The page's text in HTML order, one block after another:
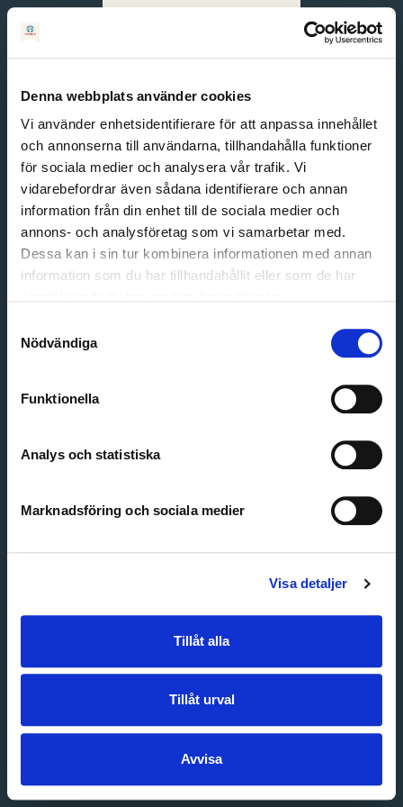
Denna webbplats använder cookies
Vi använder enhetsidentifierare för att anpassa innehållet
och annonserna till användarna, tillhandahålla funktioner
för sociala medier och analysera vår trafik. Vi
vidarebefordrar även sådana identifierare och annan
information från din enhet till de sociala medier och
annons- och analysföretag som vi samarbetar med.
Dessa kan i sin tur kombinera informationen med annan
information som du har tillhandahållit eller som de har
Nödvändiga
Funktionella
Analys och statistiska
Marknadsföring och sociala medier
Visa detaljer
Tillåt alla
Tillåt urval
Avvisa
English
Svenska
Email address
Customer service